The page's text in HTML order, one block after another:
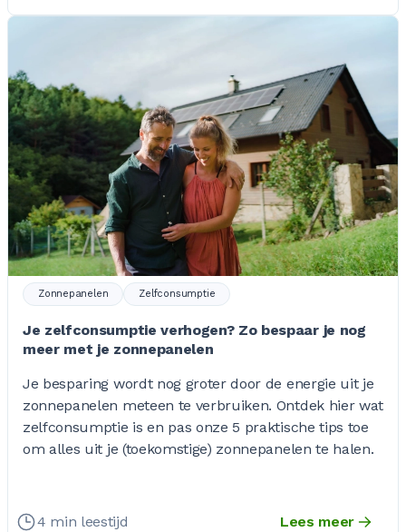
Zonnepanelen Zelfconsumptie
Je zelfconsumptie verhogen? Zo bespaar je nog
meer met je zonnepanelen
Je besparing wordt nog groter door de energie uit je
zonnepanelen meteen te verbruiken. Ontdek hier wat
zelfconsumptie is en pas onze 5 praktische tips toe
om alles uit je (toekomstige) zonnepanelen te halen.
4 min leestijd Lees meer